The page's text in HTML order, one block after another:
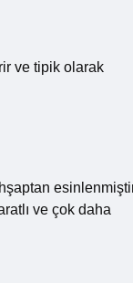
ve tipik olarak
ve çok daha